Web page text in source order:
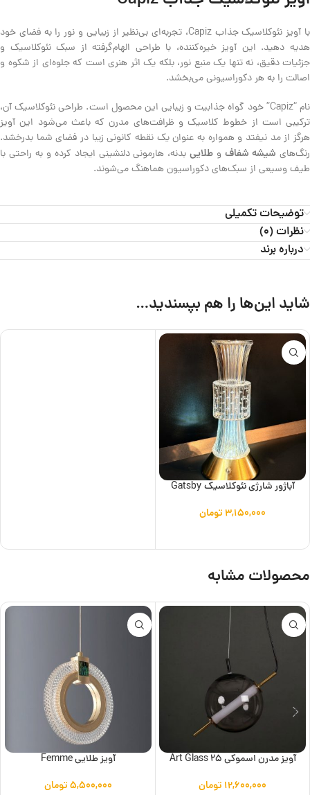
با آویز نئوکلاسیک جذاب Capiz، تجربه‌ای بی‌نظیر از زیبایی و نور را به فضای خود
هدیه دهید. این آویز خیره‌کننده، با طراحی الهام‌گرفته از سبک نئوکلاسیک و
جزئیات دقیق، نه تنها یک منبع نور، بلکه یک اثر هنری است که جلوه‌ای از شکوه و
اصالت را به هر دکوراسیونی می‌بخشد.
نام “Capiz” خود گواه جذابیت و زیبایی این محصول است. طراحی نئوکلاسیک آن،
ترکیبی است از خطوط کلاسیک و ظرافت‌های مدرن که باعث می‌شود این آویز
هرگز از مد نیفتد و همواره به عنوان یک نقطه کانونی زیبا در فضای شما بدرخشد.
رنگ‌های شیشه شفافو طلاییبدنه، هارمونی دلنشینی ایجاد کرده و به راحتی با
طیف وسیعی از سبک‌های دکوراسیون هماهنگ می‌شوند.
توضیحات تکمیلی
نظرات (0)
درباره برند
شاید این‌ها را هم بپسندید…
آباژور شارژی نئوکلاسیک Gatsby
۳,۱۵۰,۰۰۰تومان
محصولات مشابه
آویز مدرن اسموکی Art Glass 25
۱۲,۶۰۰,۰۰۰ تومان
آویز طلایی Femme
۵,۵۰۰,۰۰۰تومان